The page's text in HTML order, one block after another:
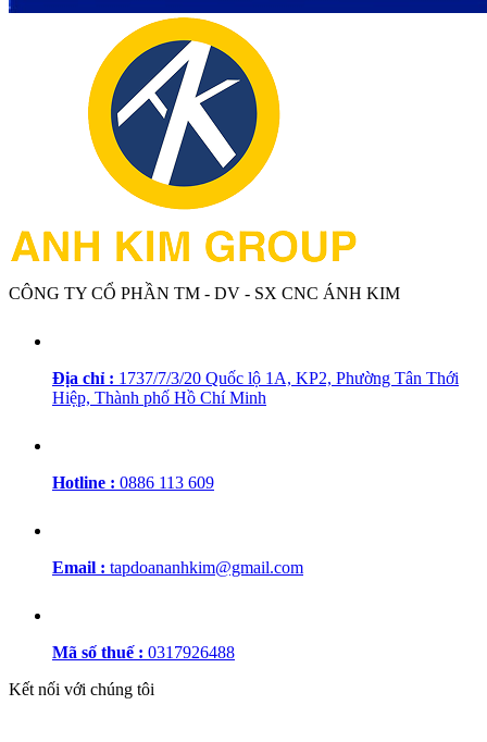
CÔNG TY CỔ PHẦN TM - DV - SX CNC ÁNH KIM
Địa chỉ : 1737/7/3/20 Quốc lộ 1A, KP2, Phường Tân Thới
Hiệp, Thành phố Hồ Chí Minh
Hotline : 0886 113 609
Email : tapdoananhkim@gmail.com
Mã số thuế : 0317926488
Kết nối với chúng tôi